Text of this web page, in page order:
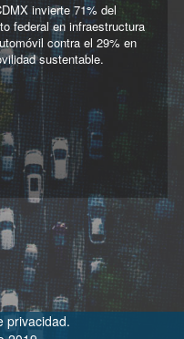
invierte 71% del
federal en infraestructura
contra el 29% en
sustentable.
privacidad.